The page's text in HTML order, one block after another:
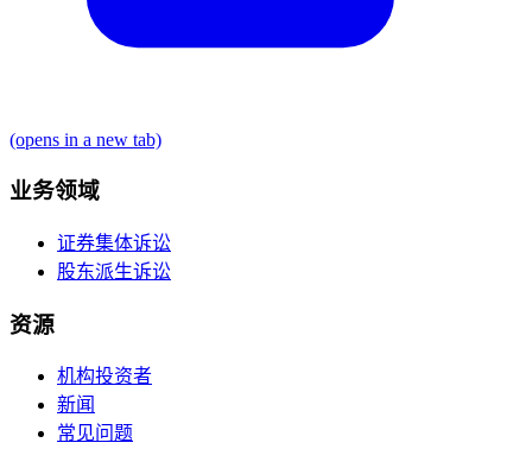
(opens in a new tab)
业务领域
证券集体诉讼
股东派生诉讼
资源
机构投资者
新闻
常见问题